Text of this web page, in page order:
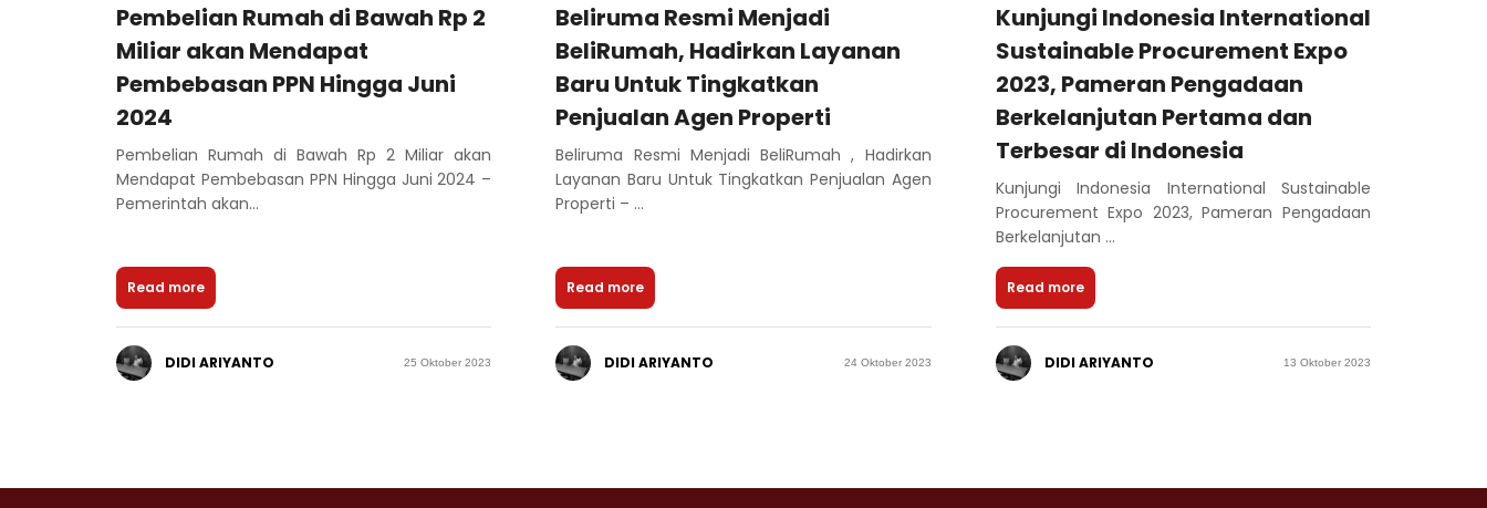
Pembelian Rumah di Bawah Rp 2
Miliar akan Mendapat
Pembebasan PPN Hingga Juni
2024
Pembelian Rumah di Bawah Rp 2 Miliar akan
Mendapat Pembebasan PPN Hingga Juni 2024 –
Pemerintah akan...
Read more
DIDI ARIYANTO 25 Oktober 2023
Beliruma Resmi Menjadi
BeliRumah, Hadirkan Layanan
Baru Untuk Tingkatkan
Penjualan Agen Properti
Beliruma Resmi Menjadi BeliRumah , Hadirkan
Layanan Baru Untuk Tingkatkan Penjualan Agen
Properti – ...
Read more
DIDI ARIYANTO 24 Oktober 2023
Kunjungi Indonesia International
Sustainable Procurement Expo
2023, Pameran Pengadaan
Berkelanjutan Pertama dan
Terbesar di Indonesia
Kunjungi Indonesia International Sustainable
Procurement Expo 2023, Pameran Pengadaan
Berkelanjutan ...
Read more
DIDI ARIYANTO 13 Oktober 2023